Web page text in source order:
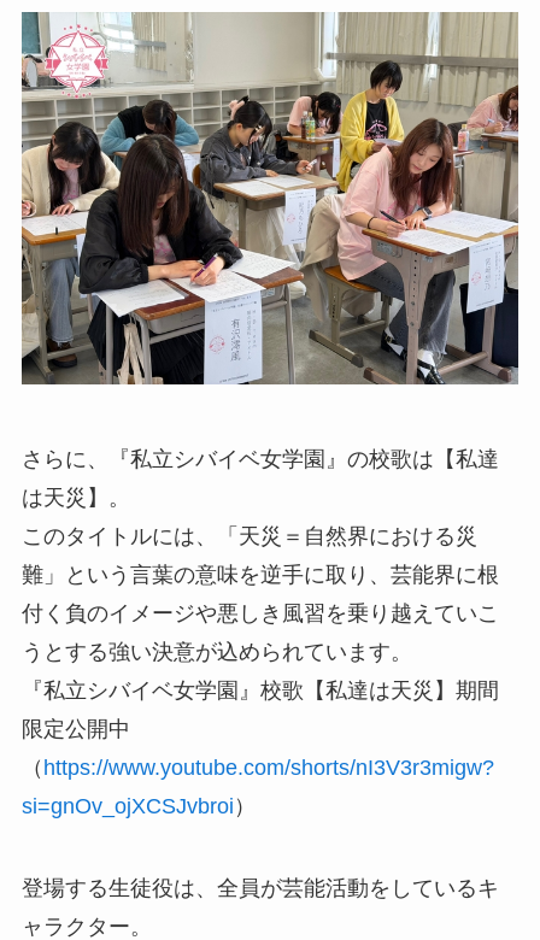
さらに、『私立シバイベ女学園』の校歌は【私達
は天災】。
このタイトルには、「天災＝自然界における災
難」という言葉の意味を逆手に取り、芸能界に根
付く負のイメージや悪しき風習を乗り越えていこ
うとする強い決意が込められています。
『私立シバイベ女学園』校歌【私達は天災】期間
限定公開中
（ https://www.youtube.com/shorts/nI3V3r3migw?
si=gnOv_ojXCSJvbroi ）
登場する生徒役は、全員が芸能活動をしているキ
ャラクター。